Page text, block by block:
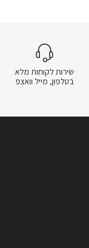
שירות לקוחות מלא
בטלפון, מייל וואצפ